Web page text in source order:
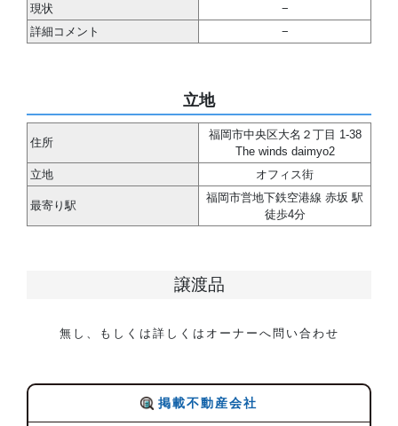
現状
−
詳細コメント
−
立地
住所
福岡市中央区大名２丁目 1-38
The winds daimyo2
立地
オフィス街
最寄り駅
福岡市営地下鉄空港線 赤坂 駅
徒歩4分
譲渡品
無し、もしくは詳しくはオーナーへ問い合わせ
掲載不動産会社